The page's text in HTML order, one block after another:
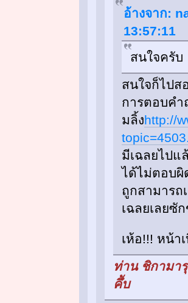
อ้างจาก:
13:57:11
สนใจครับ
สนใจก็ไปส
การตอบคำ
มลิ้งhttp://
มีเฉลยไปแ
ได้ไม่ตอบผิ
ถูกสามารถ
เฉลยเลยซั
เห้อ!!! หน้า
ท่าน ชิกามา
คึับ